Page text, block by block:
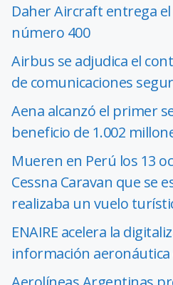
Daher Aircraft entrega
número 400
Airbus se adjudica el
de comunicaciones
Aena alcanzó el primer
beneficio de 1.002
Mueren en Perú los 13
Cessna Caravan que se
realizaba un vuelo
ENAIRE acelera la
información aeronáutica